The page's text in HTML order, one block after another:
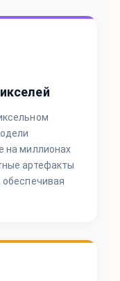
на миллионах
артефакты
обеспечивая